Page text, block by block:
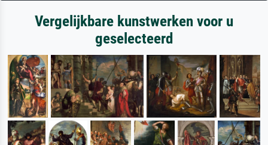
Vergelijkbare kunstwerken voor u
geselecteerd